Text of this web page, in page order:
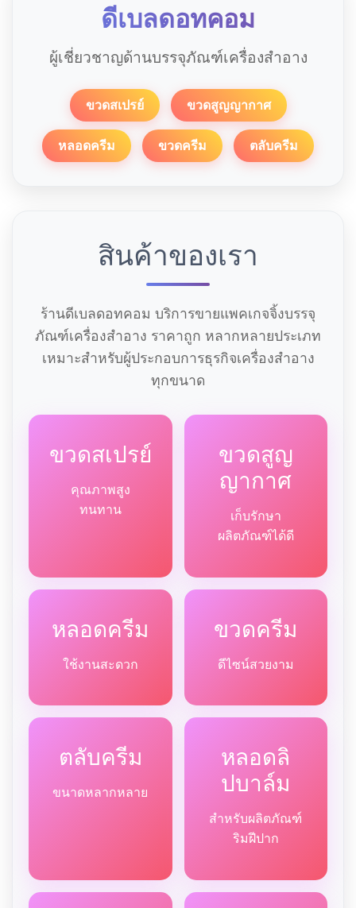
ดีเบลดอทคอม
ผู้เชี่ยวชาญด้านบรรจุภัณฑ์เครื่องสำอาง
ขวดสเปรย์ ขวดสูญญากาศ
หลอดครีม ขวดครีม ตลับครีม
สินค้าของเรา
ร้านดีเบลดอทคอม บริการขายแพคเกจจิ้งบรรจุ
ภัณฑ์เครื่องสำอาง ราคาถูก หลากหลายประเภท
เหมาะสำหรับผู้ประกอบการธุรกิจเครื่องสำอาง
ทุกขนาด
ขวดสเปรย์
คุณภาพสูง
ทนทาน
ขวดสูญ
ญากาศ
เก็บรักษา
ผลิตภัณฑ์ได้ดี
หลอดครีม
ใช้งานสะดวก
ขวดครีม
ดีไซน์สวยงาม
ตลับครีม
ขนาดหลากหลาย
หลอดลิ
ปบาล์ม
สำหรับผลิตภัณฑ์
ริมฝีปาก